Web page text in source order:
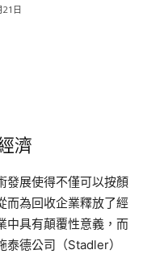
21日
濟
發展使得不僅可以按顏
而為回收企業釋放了經
中具有顛覆性意義，而
德公司（Stadler）